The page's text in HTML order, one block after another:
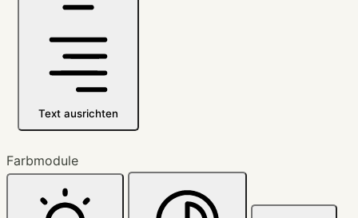
Text ausrichten
Farbmodule